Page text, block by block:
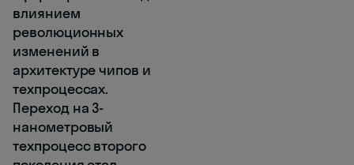
влиянием
революционных
изменений в
архитектуре чипов и
техпроцессах.
Переход на 3-
нанометровый
техпроцесс второго